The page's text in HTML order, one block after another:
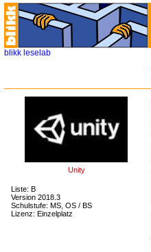
blikk leselab
Unity
Liste: B
Version 2018.3
Schulstufe: MS, OS / BS
Lizenz: Einzelplatz